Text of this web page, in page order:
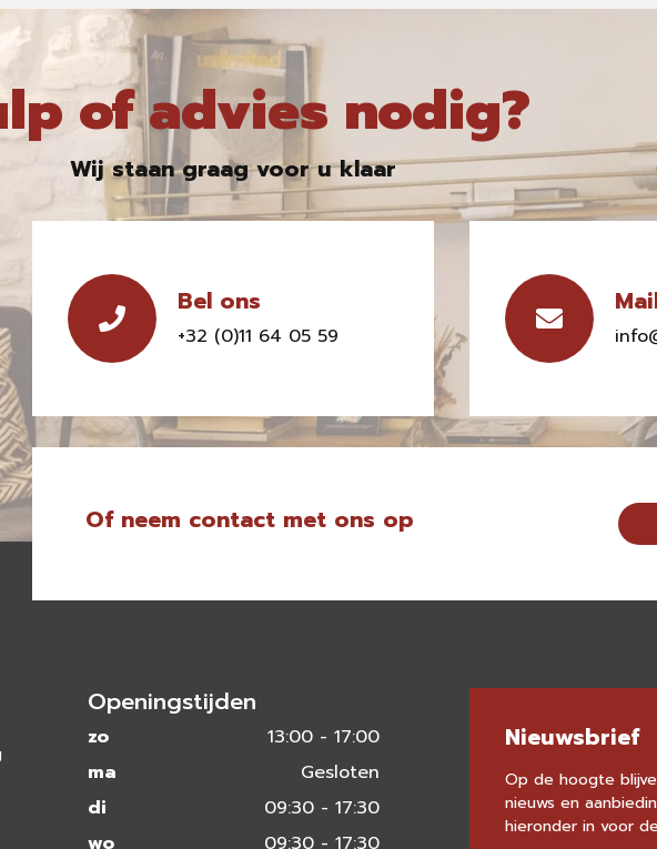
of advies nodig?
Wij staan graag voor u klaar
Bel ons
+32 (0)11 64 05 59
Of neem contact met ons op
Openingstijden
zo
13:00 - 17:00
ma
Gesloten
di
09:30 - 17:30
wo
09:30 - 17:30
Nieuwsbrief
Op de hoogte
nieuws en
hieronder in voor